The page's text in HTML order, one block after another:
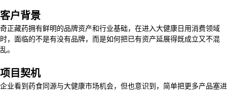
客户背景
奇正藏药拥有鲜明的品牌资产和行业基础，在进入大健康日用消费领域
时，面临的不是有没有品牌，而是如何把已有资产延展得既成立又不混
乱。
项目契机
企业看到药食同源与大健康市场机会，但也意识到，简单把更多产品塞进